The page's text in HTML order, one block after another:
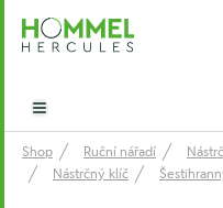
Hommel Hercules
Open main menu
Shop Ruční nářadí
Nástrčný klíč